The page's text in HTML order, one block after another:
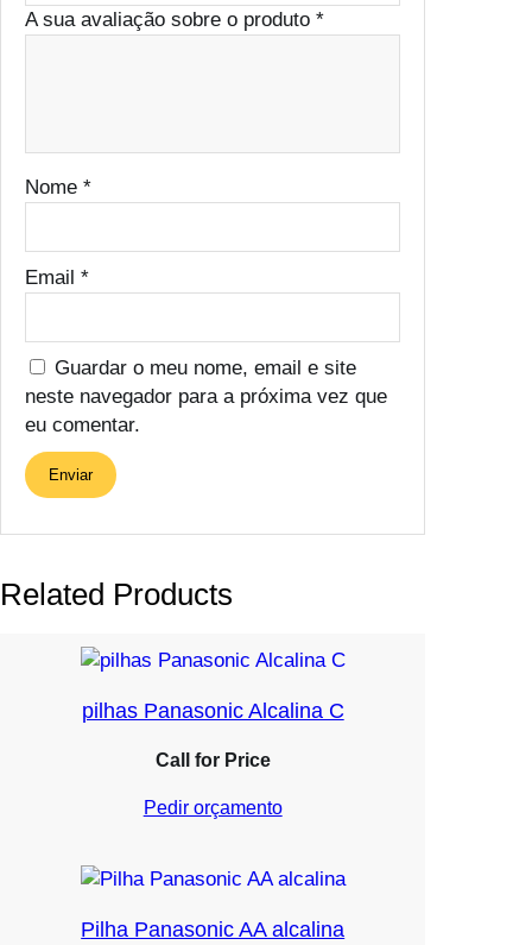
A sua avaliação sobre o produto *
Nome *
Email *
Guardar o meu nome, email e site
neste navegador para a próxima vez que
eu comentar.
Related Products
pilhas Panasonic Alcalina C
Call for Price
Pedir orçamento
Pilha Panasonic AA alcalina